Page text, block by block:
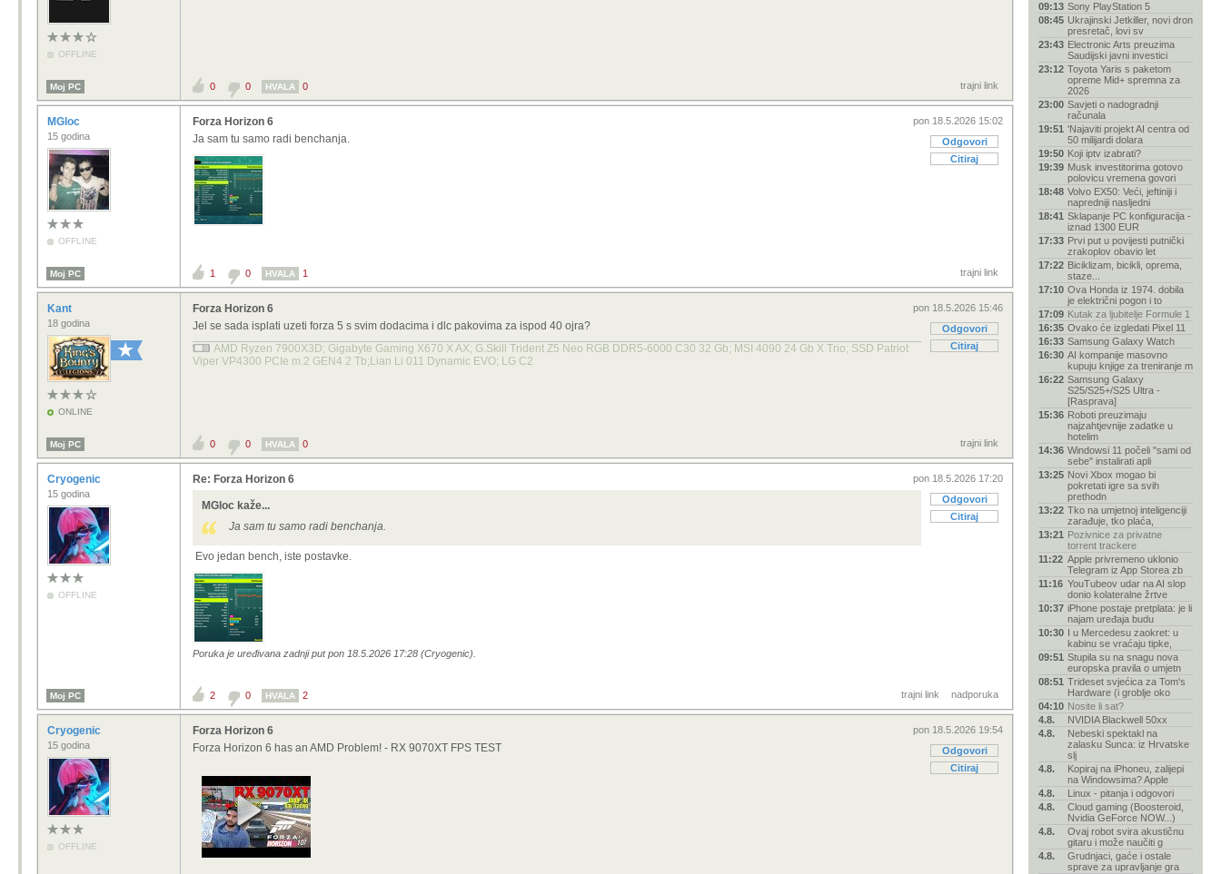
OFFLINE
Moj PC trajni link
0 0 HVALA 0
MGloc
15 godina
OFFLINE
pon 18.5.2026 15:02
Odgovori
Citiraj
Forza Horizon 6
Ja sam tu samo radi benchanja.
Moj PC trajni link
1 0 HVALA 1
Kant
18 godina
ONLINE
pon 18.5.2026 15:46
Odgovori
Citiraj
Forza Horizon 6
Jel se sada isplati uzeti forza 5 s svim dodacima i dlc pakovima za ispod 40 ojra?
AMD Ryzen 7900X3D; Gigabyte Gaming X670 X AX; G.Skill Trident Z5 Neo RGB DDR5-6000 C30 32 Gb; MSI 4090 24 Gb X Trio; SSD Patriot
Viper VP4300 PCIe m.2 GEN4 2 Tb;Lian Li 011 Dynamic EVO; LG C2
Moj PC trajni link
0 0 HVALA 0
Cryogenic
15 godina
OFFLINE
pon 18.5.2026 17:20
Odgovori
Citiraj
Re: Forza Horizon 6
MGloc kaže...
Ja sam tu samo radi benchanja.
Evo jedan bench, iste postavke.
Poruka je uređivana zadnji put pon 18.5.2026 17:28 (Cryogenic).
Moj PC trajni link nadporuka
2 0 HVALA 2
Cryogenic
15 godina
OFFLINE
pon 18.5.2026 19:54
Odgovori
Citiraj
Forza Horizon 6
Forza Horizon 6 has an AMD Problem! - RX 9070XT FPS TEST
09:13 Sony PlayStation 5
08:45 Ukrajinski Jetkiller, novi dron
presretač, lovi sv
23:43 Electronic Arts preuzima
Saudijski javni investici
23:12 Toyota Yaris s paketom
opreme Mid+ spremna za
2026
23:00 Savjeti o nadogradnji
računala
19:51 'Najaviti projekt AI centra od
50 milijardi dolara
19:50 Koji iptv izabrati?
19:39 Musk investitorima gotovo
polovicu vremena govori
18:48 Volvo EX50: Veći, jeftiniji i
napredniji nasljedni
18:41 Sklapanje PC konfiguracija -
iznad 1300 EUR
17:33 Prvi put u povijesti putnički
zrakoplov obavio let
17:22 Biciklizam, bicikli, oprema,
staze...
17:10 Ova Honda iz 1974. dobila
je električni pogon i to
17:09 Kutak za ljubitelje Formule 1
16:35 Ovako će izgledati Pixel 11
16:33 Samsung Galaxy Watch
16:30 AI kompanije masovno
kupuju knjige za treniranje m
16:22 Samsung Galaxy
S25/S25+/S25 Ultra -
[Rasprava]
15:36 Roboti preuzimaju
najzahtjevnije zadatke u
hotelim
14:36 Windowsi 11 počeli "sami od
sebe" instalirati apli
13:25 Novi Xbox mogao bi
pokretati igre sa svih
prethodn
13:22 Tko na umjetnoj inteligenciji
zarađuje, tko plaća,
13:21 Pozivnice za privatne
torrent trackere
11:22 Apple privremeno uklonio
Telegram iz App Storea zb
11:16 YouTubeov udar na AI slop
donio kolateralne žrtve
10:37 iPhone postaje pretplata: je li
najam uređaja budu
10:30 I u Mercedesu zaokret: u
kabinu se vraćaju tipke,
09:51 Stupila su na snagu nova
europska pravila o umjetn
08:51 Trideset svjećica za Tom's
Hardware (i groblje oko
04:10 Nosite li sat?
4.8.
NVIDIA Blackwell 50xx
4.8.
Nebeski spektakl na
zalasku Sunca: iz Hrvatske
slj
4.8.
Kopiraj na iPhoneu, zalijepi
na Windowsima? Apple
4.8.
Linux - pitanja i odgovori
4.8.
Cloud gaming (Boosteroid,
Nvidia GeForce NOW...)
4.8.
Ovaj robot svira akustičnu
gitaru i može naučiti g
4.8.
Grudnjaci, gaće i ostale
sprave za upravljanje gra